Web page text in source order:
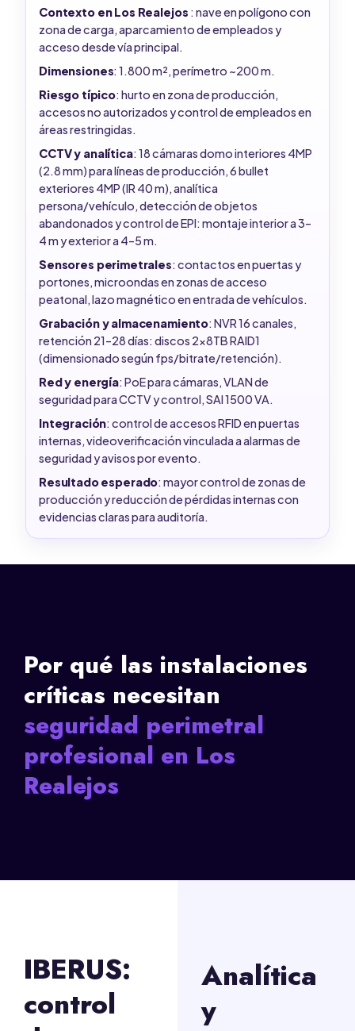
Contexto en Los Realejos : nave en polígono con
zona de carga, aparcamiento de empleados y
acceso desde vía principal.
Dimensiones: 1.800 m², perímetro ~200 m.
Riesgo típico: hurto en zona de producción,
accesos no autorizados y control de empleados en
áreas restringidas.
CCTV y analítica: 18 cámaras domo interiores 4MP
(2.8 mm) para líneas de producción, 6 bullet
exteriores 4MP (IR 40 m), analítica
persona/vehículo, detección de objetos
abandonados y control de EPI: montaje interior a 3–
4 m y exterior a 4–5 m.
Sensores perimetrales: contactos en puertas y
portones, microondas en zonas de acceso
peatonal, lazo magnético en entrada de vehículos.
Grabación y almacenamiento: NVR 16 canales,
retención 21–28 días: discos 2x8TB RAID1
(dimensionado según fps/bitrate/retención).
Red y energía: PoE para cámaras, VLAN de
seguridad para CCTV y control, SAI 1500 VA.
Integración: control de accesos RFID en puertas
internas, videoverificación vinculada a alarmas de
seguridad y avisos por evento.
Resultado esperado: mayor control de zonas de
producción y reducción de pérdidas internas con
evidencias claras para auditoría.
Por qué las instalaciones
críticas necesitan
seguridad perimetral
profesional en Los
Realejos
IBERUS:
control
Analítica
y